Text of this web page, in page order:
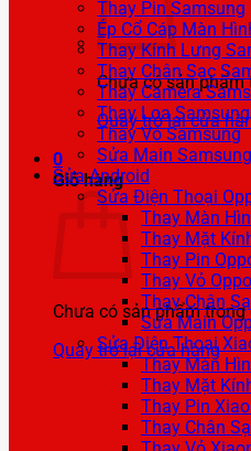
Chưa có sản phẩm
Quay trở lại cửa
0
Giỏ hàng
Chưa có sản phẩm trong
Quay trở lại cửa hàng
Thay Pin Samsung
Ép Cổ Cáp Màn
Thay Kính Lưng
Thay Chân Sạc
Thay Camera
Thay Loa Samsung
Thay Vỏ Samsung
Sửa Main Samsung
Sửa Android
Sửa Điện Thoại
Thay Màn
Thay Mặt
Thay Pin
Thay Vỏ Oppo
Thay Chân
Sửa Main
Sửa Điện Thoại
Thay Màn
Thay Mặt
Thay Pin
Thay Chân